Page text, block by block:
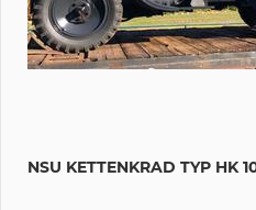
NSU KETTENKRAD TYP HK